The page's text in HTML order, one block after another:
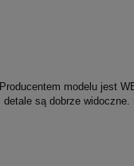
Producentem modelu jest
detale są dobrze